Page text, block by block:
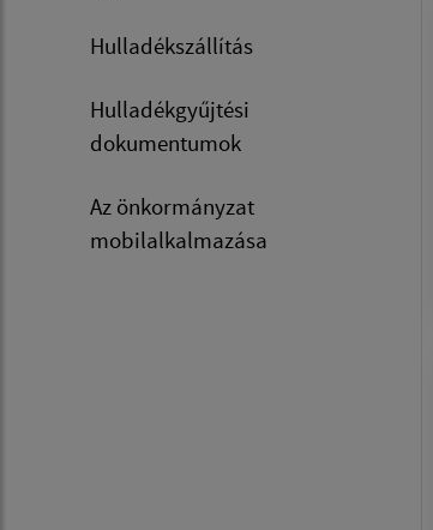
Hulladékszállítás
Hulladékgyűjtési
dokumentumok
Az önkormányzat
mobilalkalmazása